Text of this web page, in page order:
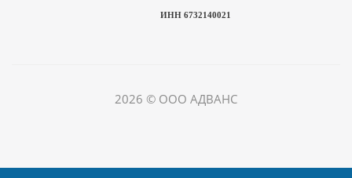
ИНН 6732140021
2026 © ООО АДВАНС